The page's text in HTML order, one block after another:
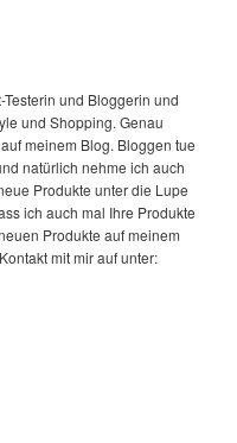
und Bloggerin und
und Shopping. Genau
meinem Blog. Bloggen tue
natürlich nehme ich auch
Produkte unter die Lupe
ich auch mal Ihre Produkte
Produkte auf meinem
mit mir auf unter: